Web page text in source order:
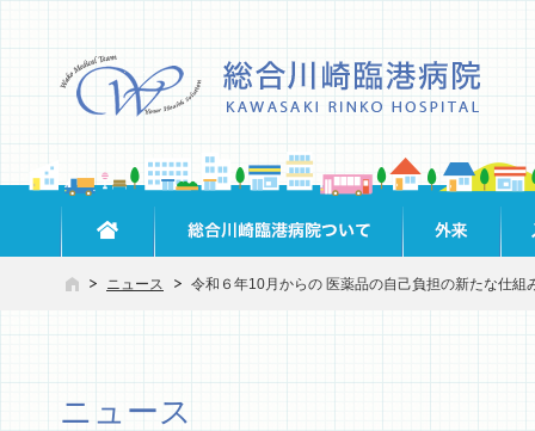
ニュース 令和６年10月からの 医薬品の自己負担の新たな仕組
ニュース